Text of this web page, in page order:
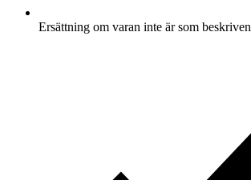
Ersättning om varan inte är som beskriven